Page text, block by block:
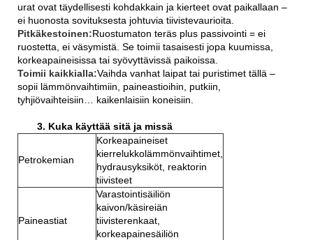
urat ovat täydellisesti kohdakkain ja kierteet ovat paikallaan –
ei huonosta sovituksesta johtuvia tiivistevaurioita.
Pitkäkestoinen:Ruostumaton teräs plus passivointi = ei
ruostetta, ei väsymistä. Se toimii tasaisesti jopa kuumissa,
korkeapaineisissa tai syövyttävissä paikoissa.
Toimii kaikkialla:Vaihda vanhat laipat tai puristimet tällä –
sopii lämmönvaihtimiin, paineastioihin, putkiin,
tyhjiövaihteisiin… kaikenlaisiin koneisiin.
3. Kuka käyttää sitä ja missä
Petrokemian
Korkeapaineiset
kierrelukkolämmönvaihtimet,
hydrausyksiköt, reaktorin
tiivisteet
Paineastiat
Varastointisäiliön
kaivon/käsireiän
tiivisterenkaat,
korkeapainesäiliön